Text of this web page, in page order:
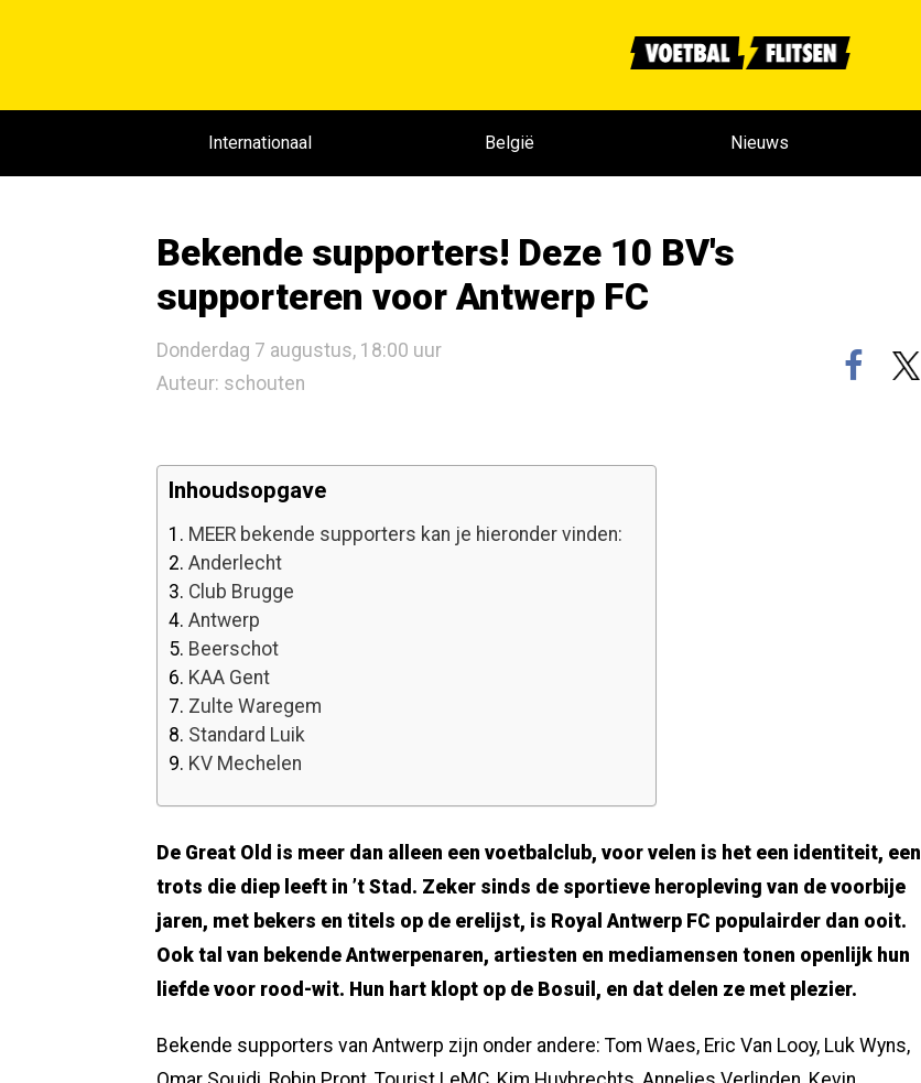
Internationaal België Nieuws
Bekende supporters! Deze 10 BV's
supporteren voor Antwerp FC
Donderdag 7 augustus, 18:00 uur
Auteur: schouten
Inhoudsopgave
1. MEER bekende supporters kan je hieronder vinden:
2. Anderlecht
3. Club Brugge
4. Antwerp
5. Beerschot
6. KAA Gent
7. Zulte Waregem
8. Standard Luik
9. KV Mechelen
De Great Old is meer dan alleen een voetbalclub, voor velen is het een identiteit, een
trots die diep leeft in ’t Stad. Zeker sinds de sportieve heropleving van de voorbije
jaren, met bekers en titels op de erelijst, is Royal Antwerp FC populairder dan ooit.
Ook tal van bekende Antwerpenaren, artiesten en mediamensen tonen openlijk hun
liefde voor rood-wit. Hun hart klopt op de Bosuil, en dat delen ze met plezier.
Bekende supporters van Antwerp zijn onder andere: Tom Waes, Eric Van Looy, Luk Wyns,